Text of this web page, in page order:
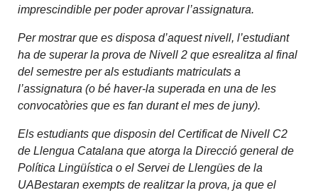
imprescindible per poder aprovar l’assignatura.
Per mostrar que es disposa d’aquest nivell, l’estudiant
ha de superar la prova de Nivell 2 que esrealitza al final
del semestre per als estudiants matriculats a
l’assignatura (o bé haver-la superada en una de les
convocatòries que es fan durant el mes de juny).
Els estudiants que disposin del Certificat de Nivell C2
de Llengua Catalana que atorga la Direcció general de
Política Lingüística o el Servei de Llengües de la
UABestaran exempts de realitzar la prova, ja que el